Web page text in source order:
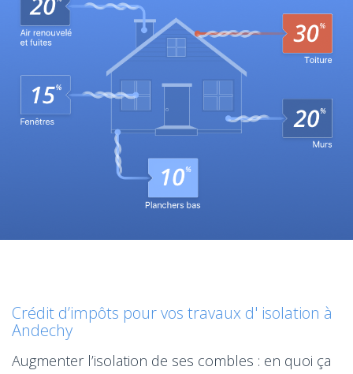
Crédit d’impôts pour vos travaux d' isolation à
Andechy
Augmenter l’isolation de ses combles : en quoi ça